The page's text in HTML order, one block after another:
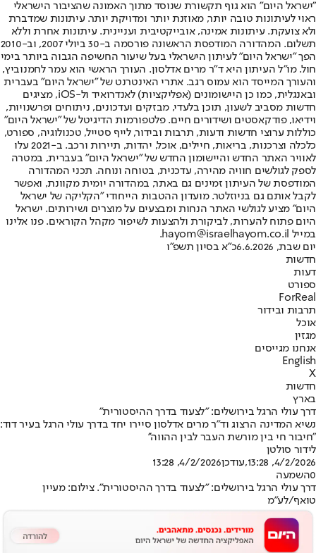
"ישראל היום" הוא גוף תקשורת שנוסד מתוך האמונה שהציבור הישראלי
ראוי לעיתונות טובה יותר, מאוזנת יותר ומדויקת יותר. עיתונות שמדברת
ולא צועקת. עיתונות אמינה, אובייקטיבית ועניינית. עיתונות אחרת וללא
תשלום. המהדורה המודפסת הראשונה פורסמה ב-30 ביולי 2007, וב-2010
הפך "ישראל היום" לעיתון הישראלי בעל שיעור החשיפה הגבוה ביותר בימי
חול. מו"ל העיתון היא ד"ר מרים אדלסון. העורך הראשי הוא עמר לחמנוביץ,
והעורך המייסד הוא עמוס רגב. אתרי האינטרנט של "ישראל היום" בעברית
ובאנגלית, כמו כן היישומונים (אפליקציות) לאנדרואיד ול-iOS, מציגים
חדשות מסביב לשעון, תוכן בלעדי, מבזקים ועדכונים, ניתוחים ופרשנויות,
וידיאו, פודקאסטים ושידורים חיים. פלטפורמות הדיגיטל של "ישראל היום"
כוללות ערוצי חדשות ודעות, תרבות ובידור, לייף סטייל, טכנולוגיה, ספורט,
כלכלה וצרכנות, בריאות, חיילים, אוכל, יהדות, תיירות ורכב. ב-2021 עלו
לאוויר האתר החדש והיישומון החדש של "ישראל היום" בעברית, במטרה
לספק לגולשים חוויה מהירה, עדכנית, בטוחה ונוחה. תכני המהדורה
המודפסת של העיתון זמינים גם באתר, במהדורה יומית מקוונת, ואפשר
לקבל אותם גם בניוזלטר. מועדון ההטבות הייחודי "הקליקה של ישראל
היום" מציע לגולשי האתר הנחות ומבצעים על מוצרים ושירותים. ישראל
היום פתוח להערות, לביקורת ולהצעות לשיפור מקהל הקוראים. פנו אלינו
במייל hayom@israelhayom.co.il.
יום שבת, 6.6.2026
כ"א בסיון תשפ"ו
חדשות
דעות
ספורט
ForReal
תרבות ובידור
אוכל
מגזין
אנחנו מגייסים
English
X
חדשות
בארץ
דרך עולי הרגל בירושלים: "לצעוד בדרך ההיסטורית"
נשיא המדינה הרצוג וד"ר מרים אדלסון סיירו יחד בדרך עולי הרגל בעיר דוד:
"חיבור חי בין מורשת העבר לבין ההווה''
לידור סולטן
4/2/2026, 13:28
,עודכן4/2/2026, 13:28
0השמעה
דרך עולי הרגל בירושלים: "לצעוד בדרך ההיסטורית". צילום: מעיין
טואף/לע״מ